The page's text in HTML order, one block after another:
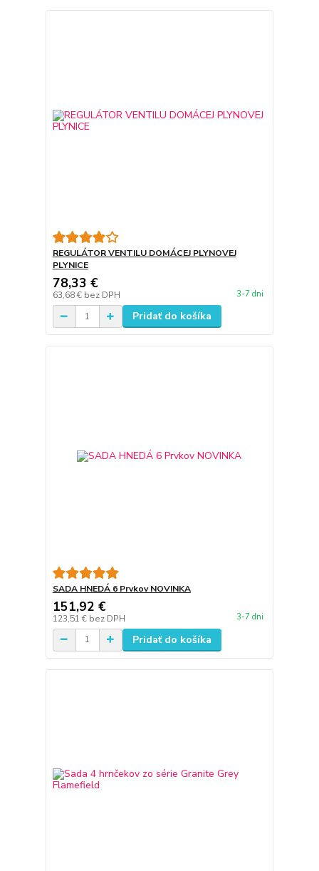
REGULÁTOR VENTILU DOMÁCEJ PLYNOVEJ
PLYNICE
78,33 €
63,68 € bez DPH 3-7 dni
Pridať do košíka
SADA HNEDÁ 6 Prvkov NOVINKA
151,92 €
123,51 € bez DPH 3-7 dni
Pridať do košíka